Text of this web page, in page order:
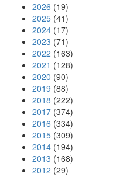
2026 (19)
2025 (41)
2024 (17)
2023 (71)
2022 (163)
2021 (128)
2020 (90)
2019 (88)
2018 (222)
2017 (374)
2016 (334)
2015 (309)
2014 (194)
2013 (168)
2012 (29)